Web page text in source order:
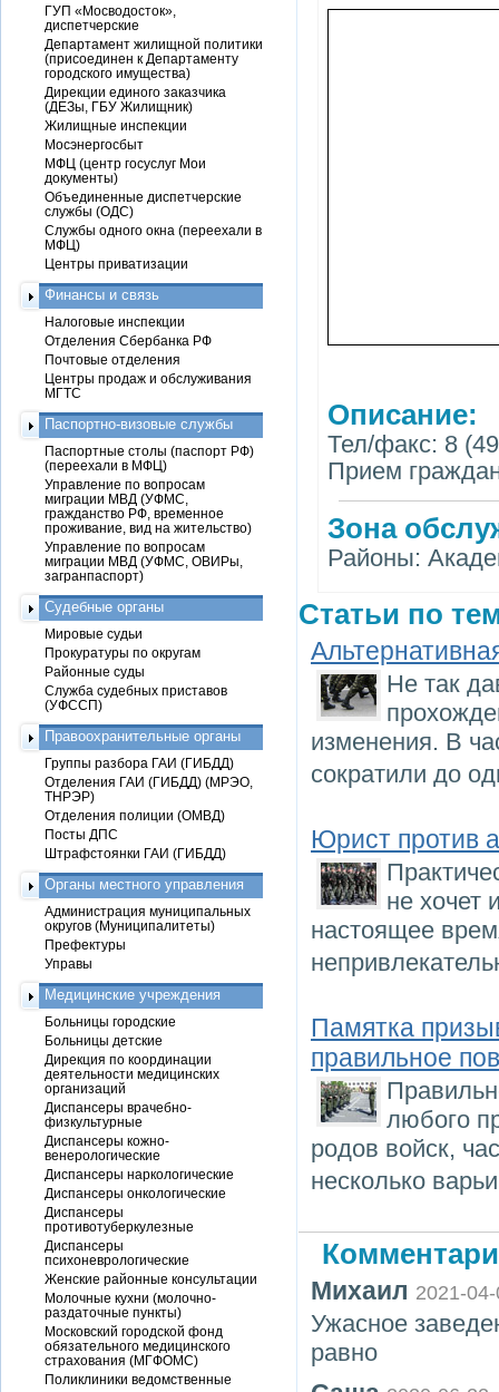
Описание:
Тел/факс: 8
Прием
Зона
Районы:
Статьи по
Не так
изменения. В
сократили до
Юрист против
не хочет
настоящее
Памятка
правильное
любого
родов войск,
несколько
Михаил 2021-
Ужасное
равно
ГУП «Мосводосток»,
диспетчерские
Департамент жилищной политики
(присоединен к Департаменту
городского имущества)
Дирекции единого заказчика
(ДЕЗы, ГБУ Жилищник)
Жилищные инспекции
Мосэнергосбыт
МФЦ (центр госуслуг Мои
документы)
Объединенные диспетчерские
службы (ОДС)
Службы одного окна (переехали в
МФЦ)
Центры приватизации
Финансы и связь
Налоговые инспекции
Отделения Сбербанка РФ
Почтовые отделения
Центры продаж и обслуживания
МГТС
Паспортно-визовые службы
Паспортные столы (паспорт РФ)
(переехали в МФЦ)
Управление по вопросам
миграции МВД (УФМС,
гражданство РФ, временное
проживание, вид на жительство)
Управление по вопросам
миграции МВД (УФМС, ОВИРы,
загранпаспорт)
Судебные органы
Мировые судьи
Прокуратуры по округам
Районные суды
Служба судебных приставов
(УФССП)
Правоохранительные органы
Группы разбора ГАИ (ГИБДД)
Отделения ГАИ (ГИБДД) (МРЭО,
ТНРЭР)
Отделения полиции (ОМВД)
Посты ДПС
Штрафстоянки ГАИ (ГИБДД)
Органы местного управления
Администрация муниципальных
округов (Муниципалитеты)
Префектуры
Управы
Медицинские учреждения
Больницы городские
Больницы детские
Дирекция по координации
деятельности медицинских
организаций
Диспансеры врачебно-
физкультурные
Диспансеры кожно-
венерологические
Диспансеры наркологические
Диспансеры онкологические
Диспансеры
противотуберкулезные
Диспансеры
психоневрологические
Женские районные консультации
Молочные кухни (молочно-
раздаточные пункты)
Московский городской фонд
обязательного медицинского
страхования (МГФОМС)
Поликлиники ведомственные